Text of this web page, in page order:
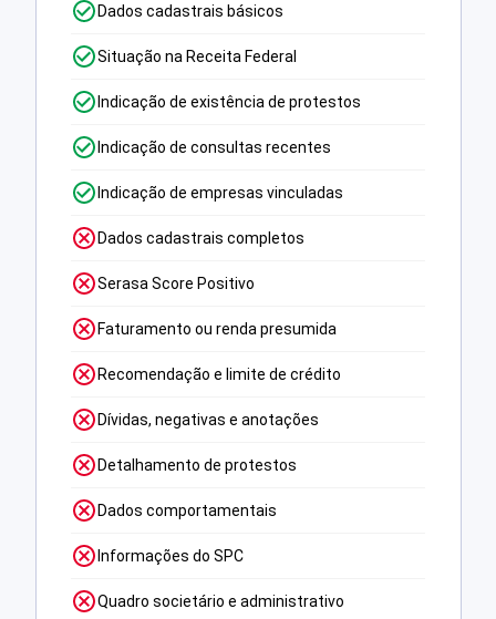
Dados cadastrais básicos
Situação na Receita Federal
Indicação de existência de protestos
Indicação de consultas recentes
Indicação de empresas vinculadas
Dados cadastrais completos
Serasa Score Positivo
Faturamento ou renda presumida
Recomendação e limite de crédito
Dívidas, negativas e anotações
Detalhamento de protestos
Dados comportamentais
Informações do SPC
Quadro societário e administrativo